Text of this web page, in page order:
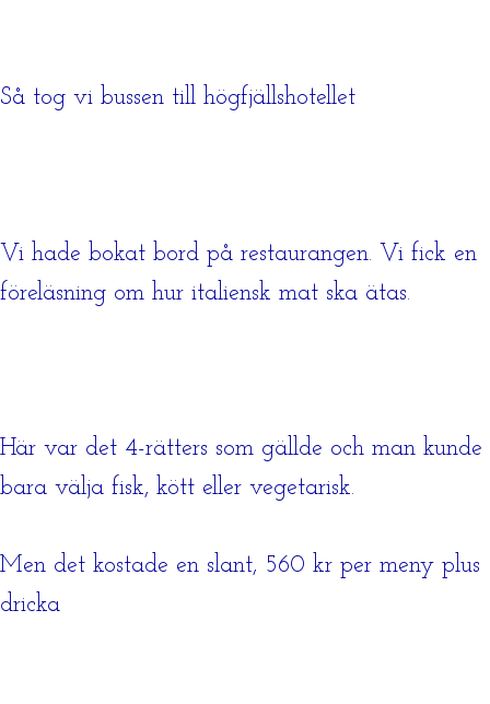
Så tog vi bussen till högfjällshotellet
Vi hade bokat bord på restaurangen. Vi fick en
föreläsning om hur italiensk mat ska ätas.
Här var det 4-rätters som gällde och man kunde
bara välja fisk, kött eller vegetarisk.
Men det kostade en slant, 560 kr per meny plus
dricka